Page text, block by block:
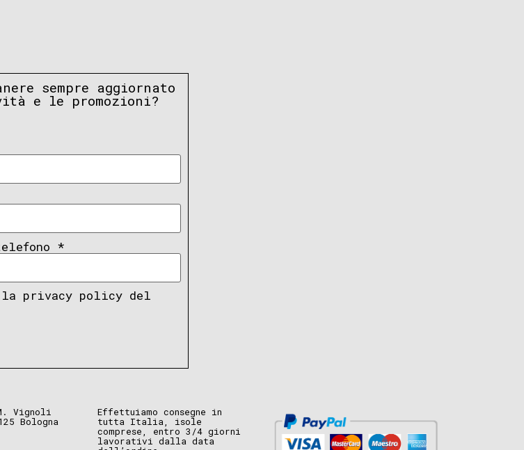
sempre aggiornato
e le promozioni?
*
la privacy policy del
Vignoli
Bologna
Effettuiamo consegne in
tutta Italia, isole
comprese, entro 3/4 giorni
lavorativi dalla data